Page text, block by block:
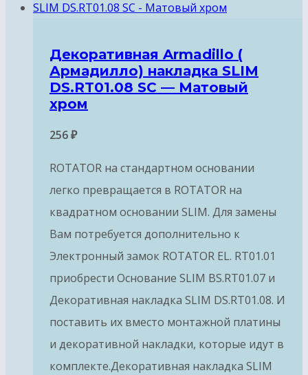
Декоративная Armadillo (
Армадилло) накладка SLIM
DS.RT01.08 SC — Матовый
хром
256₽
ROTATOR на стандартном основании
легко превращается в ROTATOR на
квадратном основании SLIM. Для замены
Вам потребуется дополнительно к
Электронный замок ROTATOR EL. RT01.01
приобрести Основание SLIM BS.RT01.07 и
Декоративная накладка SLIM DS.RT01.08. И
поставить их вместо монтажной платины
и декоративной накладки, которые идут в
комплекте.Декоративная накладка SLIM